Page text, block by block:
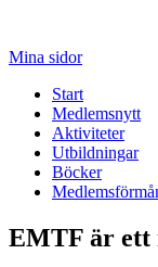
Mina sidor
Start
Medlemsnytt
Aktiviteter
Utbildningar
Böcker
EMTF är ett